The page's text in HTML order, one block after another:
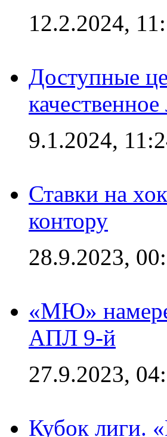
12.2.2024,
Доступные
9.1.2024,
Ставки на
контору
28.9.2023,
«МЮ»
АПЛ 9-й
27.9.2023,
Кубок лиги.